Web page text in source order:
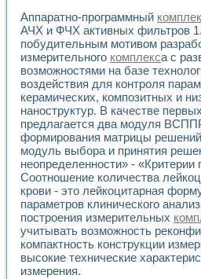
Аппаратно-программный
АЧХ и ФЧХ активных фильтров
побудительным мотивом
измерительного комплекса с
возможностями на базе
воздействия для контроля
керамических, композитных и
наноструктур. В качестве
предлагается два модуля
формирования матрицы
модуль выбора и принятия
неопределенности» - «Критерии
Соотношение количества
крови - это лейкоцитарная
параметров клинического
построения измерительных
учитывать возможность
компактность конструкции
высокие технические
измерения.